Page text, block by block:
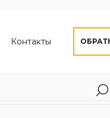
Контакты